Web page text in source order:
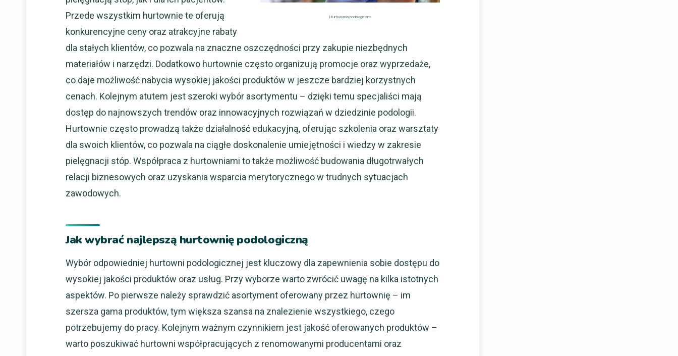
Hurtowania podologiczna
Przede wszystkim hurtownie te oferują
konkurencyjne ceny oraz atrakcyjne rabaty
dla stałych klientów, co pozwala na znaczne oszczędności przy zakupie niezbędnych
materiałów i narzędzi. Dodatkowo hurtownie często organizują promocje oraz wyprzedaże,
co daje możliwość nabycia wysokiej jakości produktów w jeszcze bardziej korzystnych
cenach. Kolejnym atutem jest szeroki wybór asortymentu – dzięki temu specjaliści mają
dostęp do najnowszych trendów oraz innowacyjnych rozwiązań w dziedzinie podologii.
Hurtownie często prowadzą także działalność edukacyjną, oferując szkolenia oraz warsztaty
dla swoich klientów, co pozwala na ciągłe doskonalenie umiejętności i wiedzy w zakresie
pielęgnacji stóp. Współpraca z hurtowniami to także możliwość budowania długotrwałych
relacji biznesowych oraz uzyskania wsparcia merytorycznego w trudnych sytuacjach
zawodowych.
Jak wybrać najlepszą hurtownię podologiczną
Wybór odpowiedniej hurtowni podologicznej jest kluczowy dla zapewnienia sobie dostępu do
wysokiej jakości produktów oraz usług. Przy wyborze warto zwrócić uwagę na kilka istotnych
aspektów. Po pierwsze należy sprawdzić asortyment oferowany przez hurtownię – im
szersza gama produktów, tym większa szansa na znalezienie wszystkiego, czego
potrzebujemy do pracy. Kolejnym ważnym czynnikiem jest jakość oferowanych produktów –
warto poszukiwać hurtowni współpracujących z renomowanymi producentami oraz